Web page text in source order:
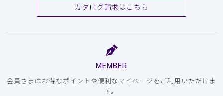
カタログ請求はこちら
MEMBER
会員さまはお得なポイントや便利なマイページをご利用いただけま
す。